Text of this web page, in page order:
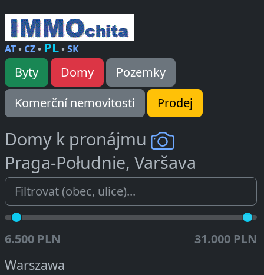
AT• CZ• PL•SK
Byty Domy
Pozemky
Komerční nemovitosti
Prodej
Domy k pronájmu
Praga-Południe, Varšava
6.500 PLN 31.000 PLN
Warszawa